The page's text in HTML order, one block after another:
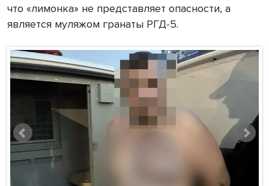
что «лимонка» не представляет опасности, а
является муляжом гранаты РГД-5.